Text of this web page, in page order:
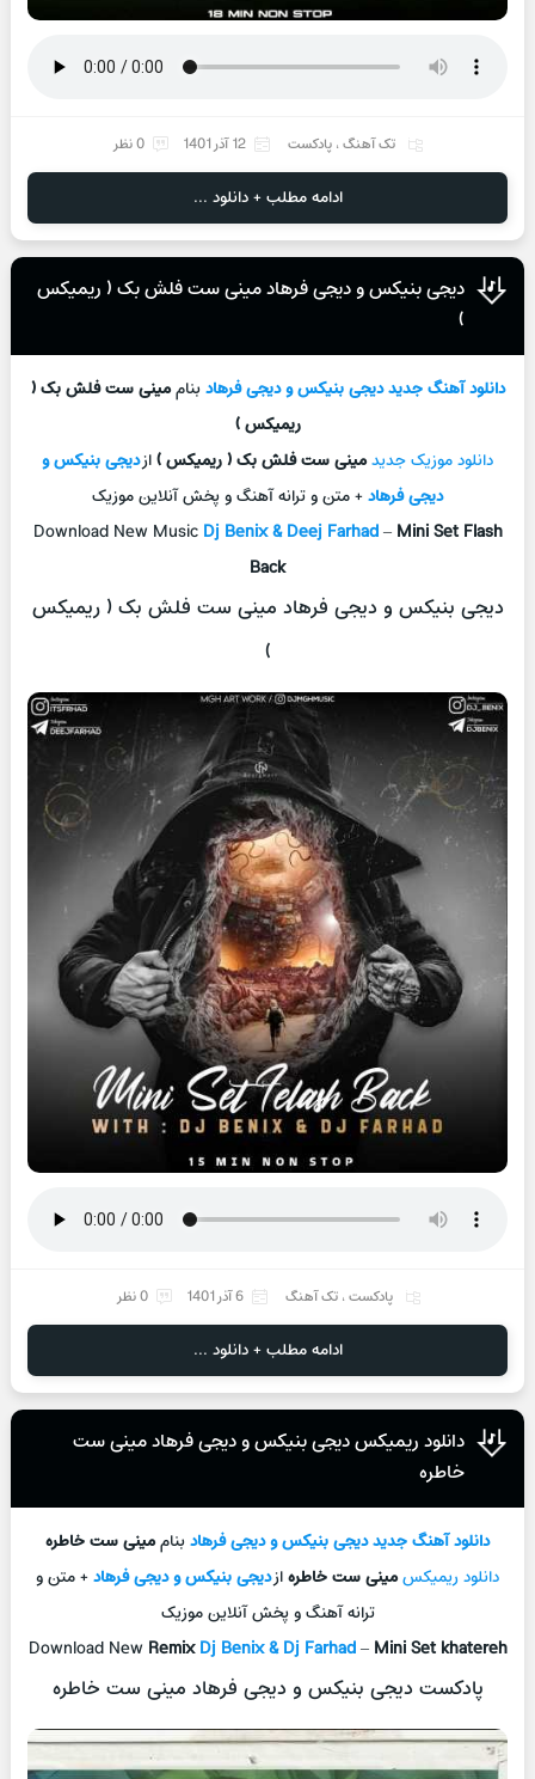
تک آهنگ، پادکست 12 آذر 1401 0 نظر
ادامه مطلب + دانلود ...
دیجی بنیکس و دیجی فرهاد مینی ست فلش بک ( ریمیکس
)
دانلود آهنگ جدیددیجی بنیکس و دیجی فرهادبناممینی ست فلش بک (
ریمیکس )
دانلود موزیک جدیدمینی ست فلش بک ( ریمیکس )ازدیجی بنیکس و
دیجی فرهاد+ متن و ترانه آهنگ و پخش آنلاین موزیک
Download New Music Dj Benix & Deej Farhad– Mini Set Flash
Back
دیجی بنیکس و دیجی فرهاد مینی ست فلش بک ( ریمیکس
)
پادکست، تک آهنگ 6 آذر 1401 0 نظر
ادامه مطلب + دانلود ...
دانلود ریمیکس دیجی بنیکس و دیجی فرهاد مینی ست
خاطره
دانلود آهنگ جدیددیجی بنیکس و دیجی فرهادبناممینی ست خاطره
دانلود ریمیکسمینی ست خاطرهازدیجی بنیکس و دیجی فرهاد+ متن و
ترانه آهنگ و پخش آنلاین موزیک
Download New RemixDj Benix & Dj Farhad– Mini Set khatereh
پادکست دیجی بنیکس و دیجی فرهاد مینی ست خاطره